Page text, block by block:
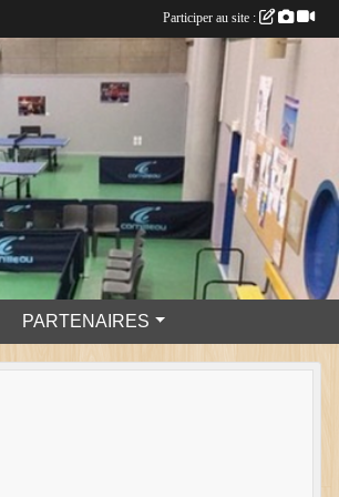
PARTENAIRES
Participer au site :